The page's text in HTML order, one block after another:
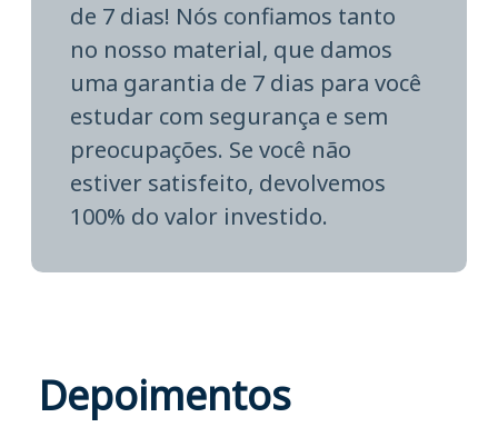
de 7 dias! Nós confiamos tanto
no nosso material, que damos
uma garantia de 7 dias para você
estudar com segurança e sem
preocupações. Se você não
estiver satisfeito, devolvemos
100% do valor investido.
Depoimentos